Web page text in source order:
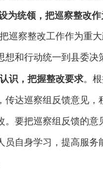
为统领，把巡察整改
巡察整改工作作为重
想和行动统一到县委决
识，把握整改要求。
传达巡察组反馈意见
。要把巡察组反馈的
员自身学习，提高服